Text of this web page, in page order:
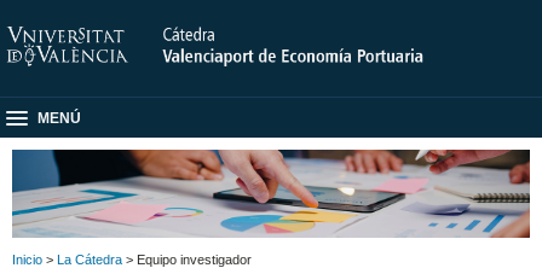
MENÚ
Inicio > La Cátedra > Equipo investigador